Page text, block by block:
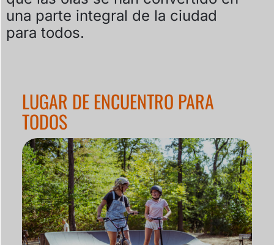
una parte integral de la ciudad
para todos.
LUGAR DE ENCUENTRO PARA
TODOS